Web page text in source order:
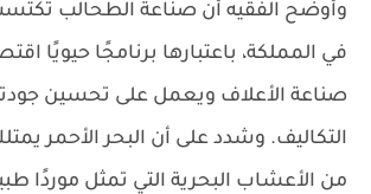
وأوضح الفقيه أن صناعة الطحالب
في المملكة، باعتبارها برنامجًا حيويًا
صناعة الأعلاف ويعمل على تحسين
التكاليف. وشدد على أن البحر الأحمر
من الأعشاب البحرية التي تمثل موردًا